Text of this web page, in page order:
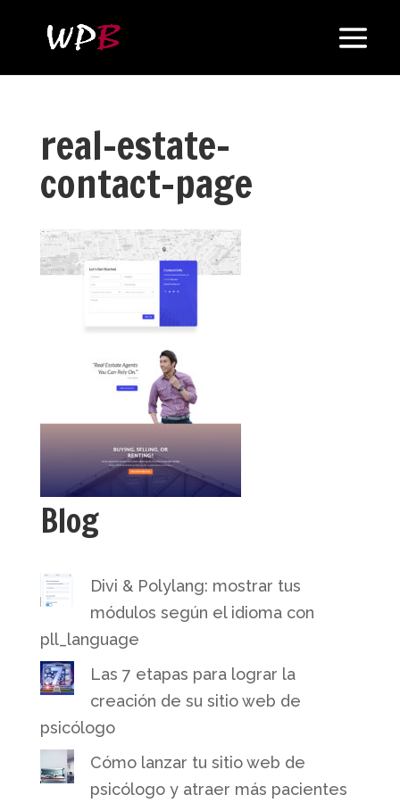
real-estate-
contact-page
Blog
Divi & Polylang: mostrar tus
módulos según el idioma con
pll_language
Las 7 etapas para lograr la
creación de su sitio web de
psicólogo
Cómo lanzar tu sitio web de
psicólogo y atraer más pacientes